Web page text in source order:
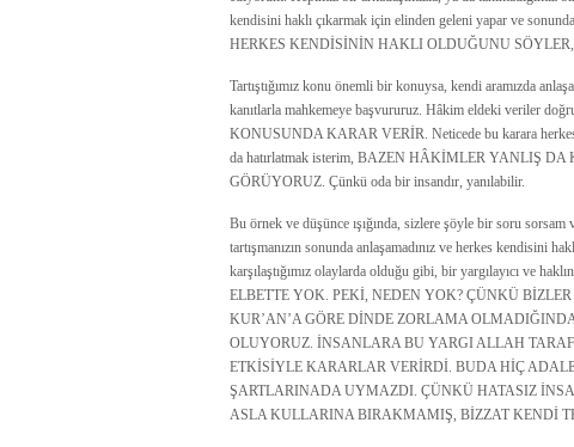
kendisini haklı çıkarmak için elinden geleni yapar ve
HERKES KENDİSİNİN HAKLI OLDUĞUNU
Tartıştığımız konu önemli bir konuysa, kendi aramızda
kanıtlarla mahkemeye başvururuz. Hâkim eldeki veriler
KONUSUNDA KARAR VERİR. Neticede bu karara
da hatırlatmak isterim, BAZEN HÂKİMLER YANLIŞ
GÖRÜYORUZ. Çünkü oda bir insandır, yanılabilir.
Bu örnek ve düşünce ışığında, sizlere şöyle bir soru
tartışmanızın sonunda anlaşamadınız ve herkes kendisini
karşılaştığımız olaylarda olduğu gibi, bir yargılayıcı ve
ELBETTE YOK. PEKİ, NEDEN YOK? ÇÜNKÜ
KUR’AN’A GÖRE DİNDE ZORLAMA
OLUYORUZ. İNSANLARA BU YARGI ALLAH
ETKİSİYLE KARARLAR VERİRDİ. BUDA HİÇ
ŞARTLARINADA UYMAZDI. ÇÜNKÜ HATASIZ
ASLA KULLARINA BIRAKMAMIŞ, BİZZAT KENDİ